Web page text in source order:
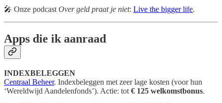
🎤 Onze podcast Over geld praat je niet: Live the bigger life.
Apps die ik aanraad
INDEXBELEGGEN
Centraal Beheer. Indexbeleggen met zeer lage kosten (voor hun
‘Wereldwijd Aandelenfonds’). Actie: tot € 125 welkomstbonus.